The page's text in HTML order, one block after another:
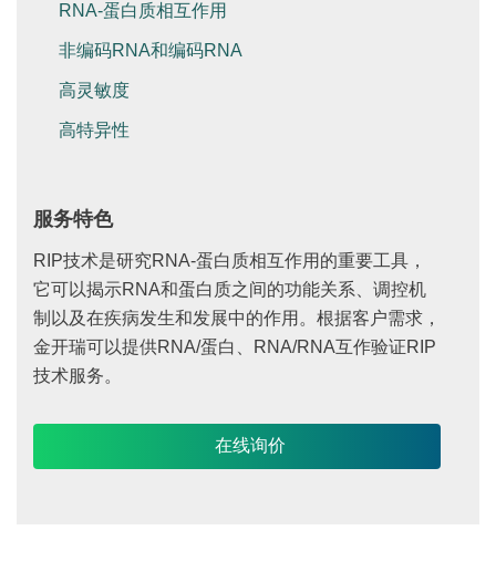
RNA-蛋白质相互作用
非编码RNA和编码RNA
高灵敏度
高特异性
服务特色
RIP技术是研究RNA-蛋白质相互作用的重要工具，
它可以揭示RNA和蛋白质之间的功能关系、调控机
制以及在疾病发生和发展中的作用。根据客户需求，
金开瑞可以提供RNA/蛋白、RNA/RNA互作验证RIP
技术服务。
在线询价